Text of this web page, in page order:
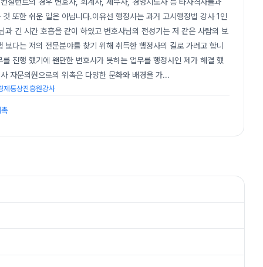
또한 쉬운 일은 아닙니다.이유선 행정사는 과거 고시행정법 강사 1인
과 긴 시간 호흡을 같이 하였고 변호사님의 전성기는 저 같은 사람의 보
다는 저의 전문분야를 찾기 위해 취득한 행정사의 길로 가려고 합니
진행 했기에 왠만한 변호사가 못하는 업무를 행정사인 제가 해결 했
자문의원으로의 위촉은 다양한 문화와 배경을 가...
제통상진흥원강사